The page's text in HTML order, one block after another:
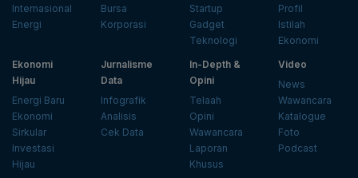
Internasional
Energi
Bursa
Korporasi
Startup
Gadget
Teknologi
Profil
Istilah
Ekonomi
Ekonomi
Hijau
Energi Baru
Ekonomi
Sirkular
Investasi
Hijau
Jurnalisme
Data
Infografik
Analisis
Cek Data
In-Depth &
Opini
Telaah
Opini
Wawancara
Laporan
Khusus
Video
News
Wawancara
Katalogue
Foto
Podcast